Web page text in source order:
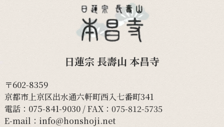
日蓮宗 長壽山 本昌寺
〒602-8359
京都市上京区出水通六軒町西入七番町341
電話： 075-841-9030/ FAX：075-812-5735
E-mail： info@honshoji.net